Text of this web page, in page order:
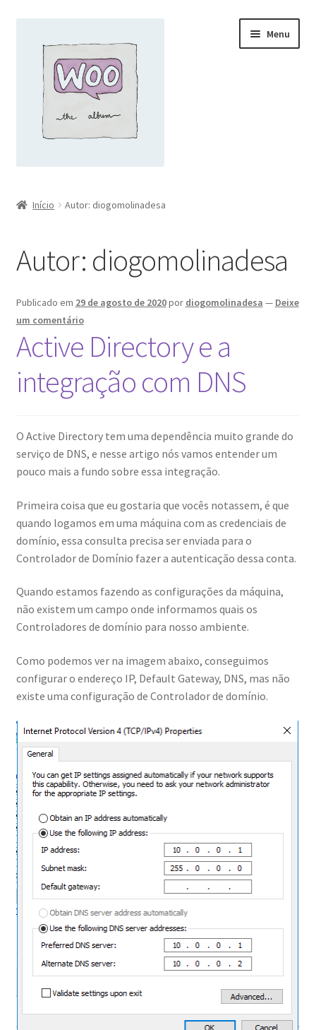
navegação
conteúdo
Menu
Aula A Importância da Zona DNS Integrada ao Active
Aula Ao Vivo Active Directory em Ambiente Hibrido
Aula Ao Vivo Administrando o Active Directory com
Powershell
Aula Ao Vivo GPO Active Directory v2
Aula Ao Vivo Implementando o Active Directory
Aula Como Funciona Replicação Active Directory
Aula Delegando Permissões no Active Directory
Aula Desenhando e Implementando AD Para Empresas Que
Possuem Filiais
Aula Experimental Active Directory, Azure AD e Azure ADDS
Aula Experimental AZ-800: ADDS, AZURE AD e AZURE ADDS
Aula Experimental AZ-800: Como Utilizar o Windows Admin
Center em Ambiente Híbridos
Aula Experimental AZ-800: DNS Server Hybrid
Aula Experimental Conexão VPN Point To Site Azure
Aula Experimental DNS Híbrido
Aula Experimental File Share Azure Mapeado Máquina On-
Premises
Aula Experimental Resolvendo Problemas Com Windows
Início Autor: diogomolinadesa
Autor: diogomolinadesa
Publicado em 29 de agosto de 2020por diogomolinadesa — Deixe
um comentário
Active Directory e a
integração com DNS
O Active Directory tem uma dependência muito grande do
serviço de DNS, e nesse artigo nós vamos entender um
pouco mais a fundo sobre essa integração.
Primeira coisa que eu gostaria que vocês notassem, é que
quando logamos em uma máquina com as credenciais de
domínio, essa consulta precisa ser enviada para o
Controlador de Domínio fazer a autenticação dessa conta.
Quando estamos fazendo as configurações da máquina,
não existem um campo onde informamos quais os
Controladores de domínio para nosso ambiente.
Como podemos ver na imagem abaixo, conseguimos
configurar o endereço IP, Default Gateway, DNS, mas não
existe uma configuração de Controlador de domínio.